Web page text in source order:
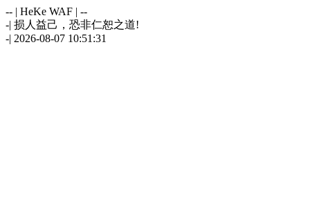
-- | HeKe WAF | --
-| 损人益己，恐非仁恕之道!
-| 2026-08-07 10:51:31